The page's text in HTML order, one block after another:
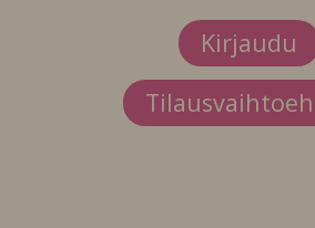
Kirjaudu